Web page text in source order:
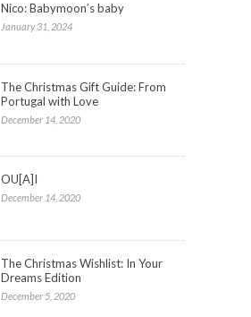
Nico: Babymoon’s baby
January 31, 2024
The Christmas Gift Guide: From
Portugal with Love
December 14, 2020
OU[A]I
December 14, 2020
The Christmas Wishlist: In Your
Dreams Edition
December 5, 2020